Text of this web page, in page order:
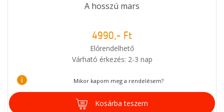
A hosszú mars
4990,- Ft
Előrendelhető
Várható érkezés: 2-3 nap
i Mikor kapom meg a rendelésem?
Kosárba teszem